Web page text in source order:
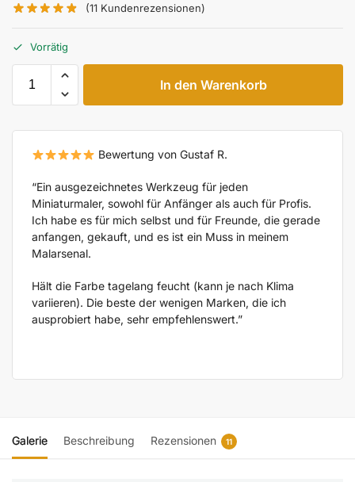
(11 Kundenrezensionen)
Vorrätig
In den Warenkorb
Bewertung von Gustaf R.
“Ein ausgezeichnetes Werkzeug für jeden
Miniaturmaler, sowohl für Anfänger als auch für Profis.
Ich habe es für mich selbst und für Freunde, die gerade
anfangen, gekauft, und es ist ein Muss in meinem
Malarsenal.
Hält die Farbe tagelang feucht (kann je nach Klima
variieren). Die beste der wenigen Marken, die ich
ausprobiert habe, sehr empfehlenswert.”
Galerie Beschreibung Rezensionen 11